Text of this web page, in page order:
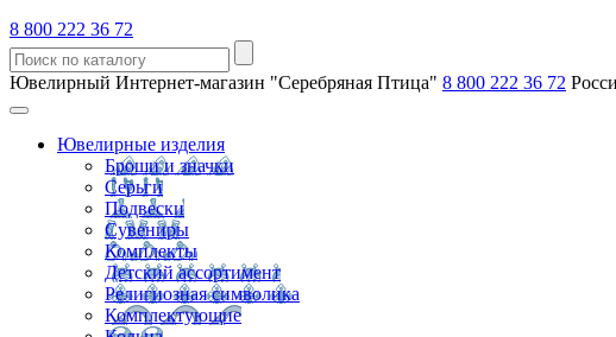
8 800 222 36 72
Ювелирный Интернет-магазин "Серебряная Птица" 8 800 222 36 72
Ювелирные изделия
Броши и значки
Серьги
Подвески
Сувениры
Комплекты
Детский ассортимент
Религиозная символика
Комплектующие